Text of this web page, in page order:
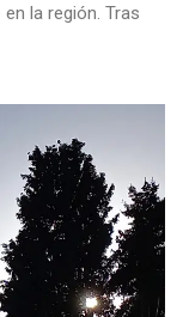
la región. Tras